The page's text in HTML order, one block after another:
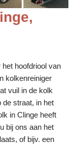
hoofdriool van
kolkenreiniger
vuil in de kolk
straat, in het
in Clinge heeft
bij ons aan het
of bijv. een